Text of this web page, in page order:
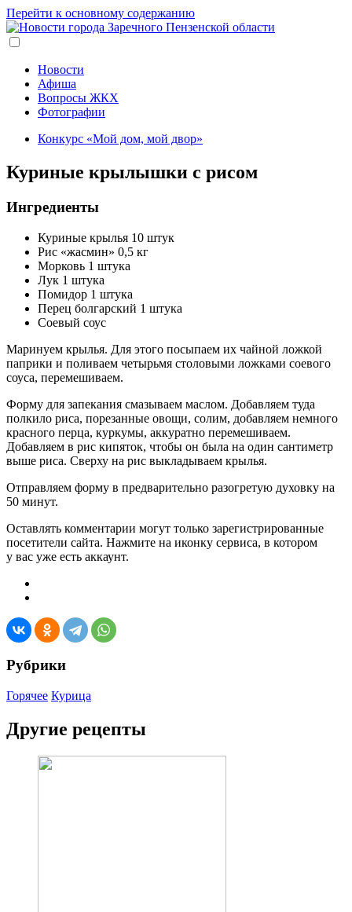
Перейти к основному содержанию
Новости
Афиша
Вопросы ЖКХ
Фотографии
Конкурс «Мой дом, мой двор»
Куриные крылышки с рисом
Ингредиенты
Куриные крылья 10 штук
Рис «жасмин» 0,5 кг
Морковь 1 штука
Лук 1 штука
Помидор 1 штука
Перец болгарский 1 штука
Соевый соус
Маринуем крылья. Для этого посыпаем их чайной ложкой
паприки и поливаем четырьмя столовыми ложками соевого
соуса, перемешиваем.
Форму для запекания смазываем маслом. Добавляем туда
полкило риса, порезанные овощи, солим, добавляем немного
красного перца, куркумы, аккуратно перемешиваем.
Добавляем в рис кипяток, чтобы он была на один сантиметр
выше риса. Сверху на рис выкладываем крылья.
Отправляем форму в предварительно разогретую духовку на
50 минут.
Оставлять комментарии могут только зарегистрированные
посетители сайта. Нажмите на иконку сервиса, в котором
у вас уже есть аккаунт.
Рубрики
Горячее Курица
Другие рецепты